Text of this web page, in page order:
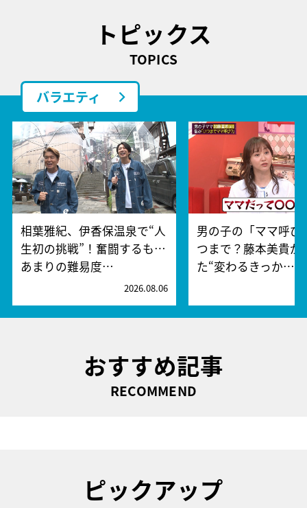
トピックス
TOPICS
バラエティ
相葉雅紀、伊香保温泉で“人
生初の挑戦”！奮闘するも…
あまりの難易度…
2026.08.06
男の子の「ママ呼び
つまで？藤本美貴が
た“変わるきっか…
おすすめ記事
RECOMMEND
ピックアップ